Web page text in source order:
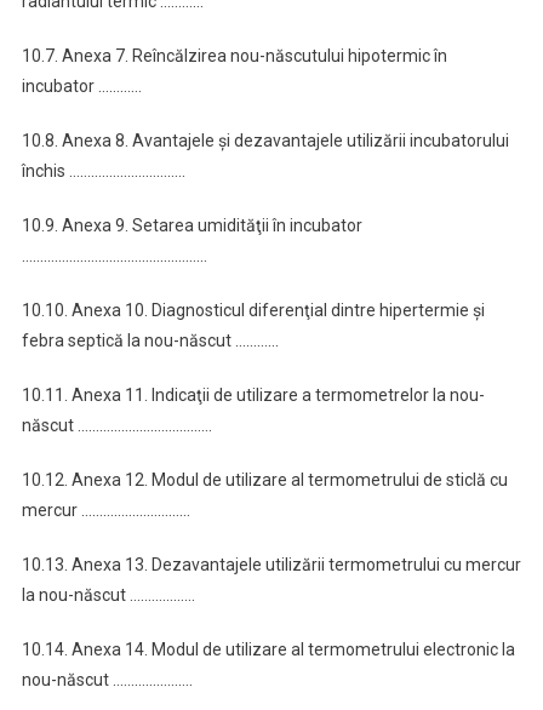
10.7. Anexa 7. Reîncălzirea nou-născutului hipotermic în
incubator …………
10.8. Anexa 8. Avantajele şi dezavantajele utilizării incubatorului
închis …………………………..
10.9. Anexa 9. Setarea umidităţii în incubator
10.10. Anexa 10. Diagnosticul diferenţial dintre hipertermie şi
febra septică la nou-născut …………
10.11. Anexa 11. Indicaţii de utilizare a termometrelor la nou-
născut ……………………………….
10.12. Anexa 12. Modul de utilizare al termometrului de sticlă cu
mercur …………………………
10.13. Anexa 13. Dezavantajele utilizării termometrului cu mercur
la nou-născut ………………
10.14. Anexa 14. Modul de utilizare al termometrului electronic la
nou-născut ………………….